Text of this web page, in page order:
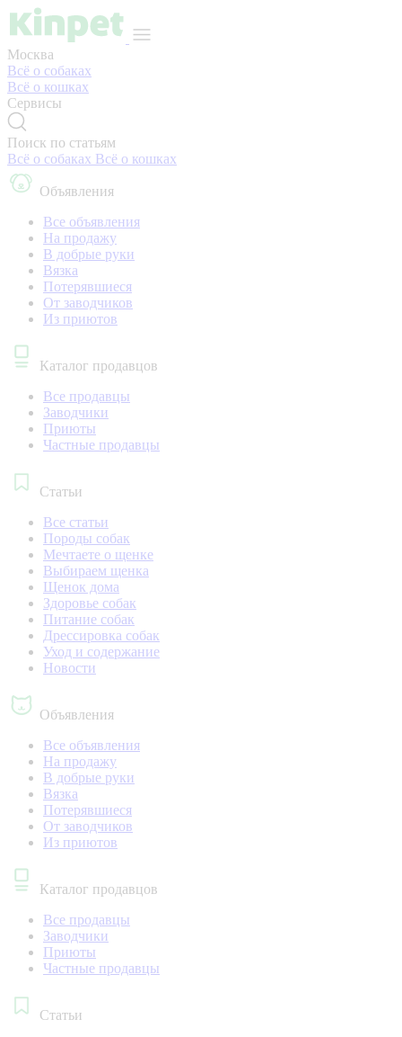
Москва
Всё о собаках
Всё о кошках
Сервисы
Поиск по статьям
Всё о собаках Всё о кошках
Объявления
Все объявления
На продажу
В добрые руки
Вязка
Потерявшиеся
От заводчиков
Из приютов
Каталог продавцов
Все продавцы
Заводчики
Приюты
Частные продавцы
Статьи
Все статьи
Породы собак
Мечтаете о щенке
Выбираем щенка
Щенок дома
Здоровье собак
Питание собак
Дрессировка собак
Уход и содержание
Новости
Объявления
Все объявления
На продажу
В добрые руки
Вязка
Потерявшиеся
От заводчиков
Из приютов
Каталог продавцов
Все продавцы
Заводчики
Приюты
Частные продавцы
Статьи